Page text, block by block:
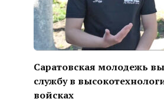
Саратовская молодежь
службу в
войсках